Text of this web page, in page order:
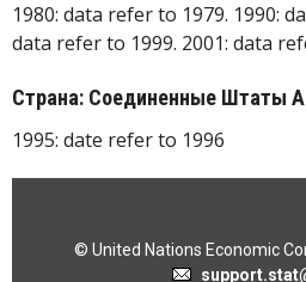
1980: data refer to 1979. 1990:
data refer to 1999. 2001: data
Страна: Соединенные Штаты
1995: date refer to 1996
© United Nations Economic